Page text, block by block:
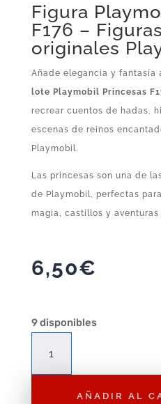
Figura
F176 –
originales
Añade elegancia y fantasía
lote Playmobil Princesas
recrear cuentos de hadas,
escenas de reinos
Playmobil.
Las princesas son una de
de Playmobil, perfectas
magia, castillos y aventuras
6,50€
9 disponibles
Playmobil
Princesas
AÑADIR AL